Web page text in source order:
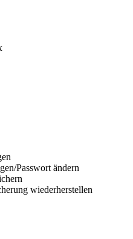
Passwort ändern
wiederherstellen